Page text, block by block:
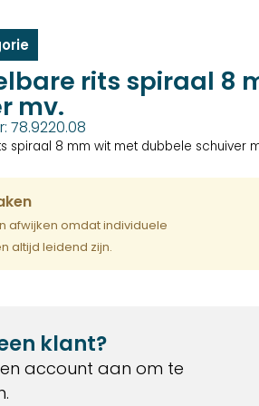
rits spiraal 8
mv.
78.9220.08
spiraal 8 mm wit met dubbele schuiver
afwijken omdat individuele
altijd leidend zijn.
klant?
account aan om te